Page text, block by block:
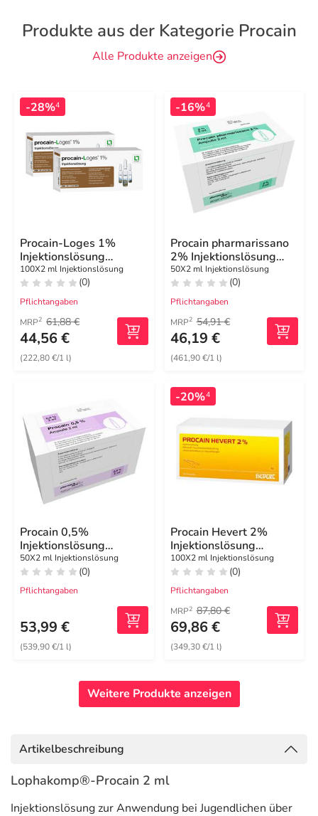
Produkte aus der Kategorie Procain
Alle Produkte anzeigen
-28%4
Procain-Loges 1%
Injektionslösung
Ampullen
100X2 ml Injektionslösung
(0)
Pflichtangaben
MRP2 61,88 €
44,56 €
(222,80 €/1 l)
-16%4
Procain pharmarissano
2% Injektionslösung
Ampullen 2 ml
50X2 ml Injektionslösung
(0)
Pflichtangaben
MRP2 54,91 €
46,19 €
(461,90 €/1 l)
Procain 0,5%
Injektionslösung
Ampulle 2 ml
50X2 ml Injektionslösung
(0)
Pflichtangaben
53,99 €
(539,90 €/1 l)
-20%4
Procain Hevert 2%
Injektionslösung
Ampullen
100X2 ml Injektionslösung
(0)
Pflichtangaben
MRP2 87,80 €
69,86 €
(349,30 €/1 l)
Weitere Produkte anzeigen
Artikelbeschreibung
Lophakomp®-Procain 2 ml
Injektionslösung zur Anwendung bei Jugendlichen über